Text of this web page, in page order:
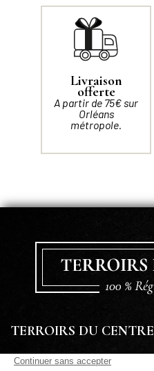
Livraison
offerte
A partir de 75€ sur
Orléans
métropole.
TERROIRS DU CENTRE
EN SAVOIR PLUS